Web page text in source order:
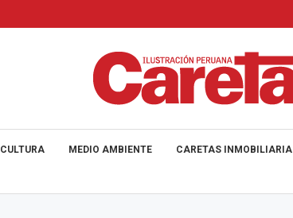
CULTURA MEDIO AMBIENTE CARETAS INMOBILIARIA